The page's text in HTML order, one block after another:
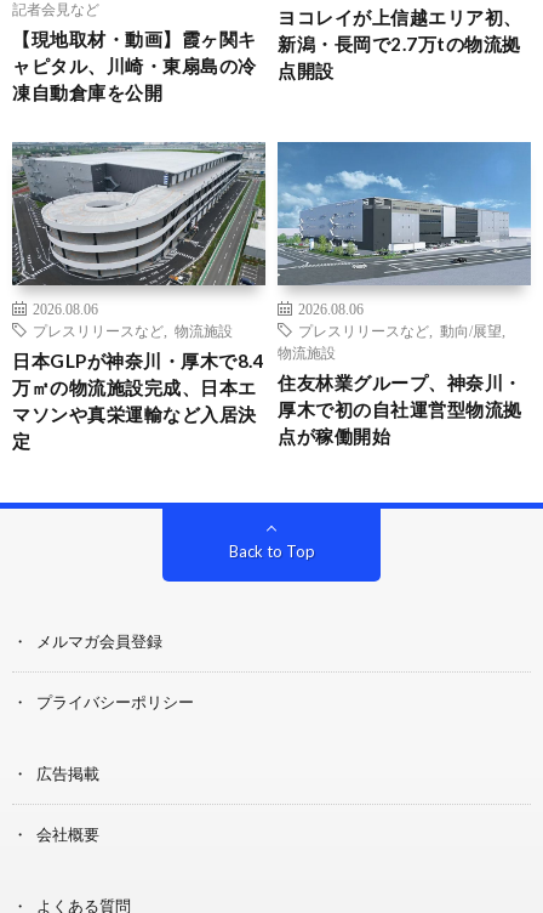
記者会見など
【現地取材・動画】霞ヶ関キ
ャピタル、川崎・東扇島の冷
凍自動倉庫を公開
ヨコレイが上信越エリア初、
新潟・長岡で2.7万tの物流拠
点開設
2026.08.06
プレスリリースなど
物流施設
日本GLPが神奈川・厚木で8.4
万㎡の物流施設完成、日本エ
マソンや真栄運輸など入居決
定
2026.08.06
プレスリリースなど
動向/展望
物流施設
住友林業グループ、神奈川・
厚木で初の自社運営型物流拠
点が稼働開始
Back to Top
メルマガ会員登録
プライバシーポリシー
広告掲載
会社概要
よくある質問